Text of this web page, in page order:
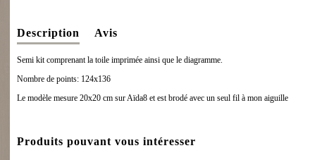
Description Avis
Semi kit comprenant la toile imprimée ainsi que le diagramme.
Nombre de points: 124x136
Le modèle mesure 20x20 cm sur Aïda8 et est brodé avec un seul fil à mon aiguille
Produits pouvant vous intéresser